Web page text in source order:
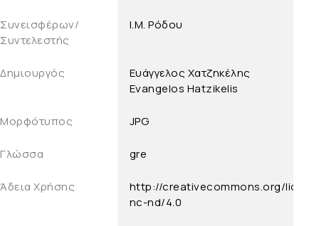
Συνεισφέρων/
Συντελεστής
Ι.Μ. Ρόδου
Δημιουργός
Ευάγγελος Χατζηκέλης
Evangelos Hatzikelis
Μορφότυπος JPG
Γλώσσα gre
Άδεια Χρήσης
http://creativecommons.org/
nc-nd/4.0